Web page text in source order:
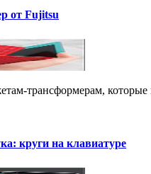
от Fujitsu
трансформерам,
круги на клавиатуре